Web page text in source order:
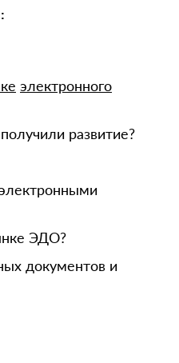
электронного
развитие?
ЭДО?
документов и